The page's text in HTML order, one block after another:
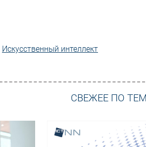
Искусственный интеллект
СВЕЖЕЕ ПО